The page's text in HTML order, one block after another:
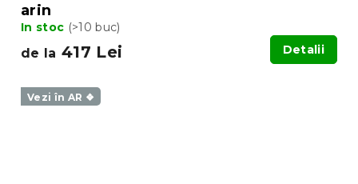
arin
In stoc (>10 buc)
de la 417 Lei Detalii
Vezi în AR ❖